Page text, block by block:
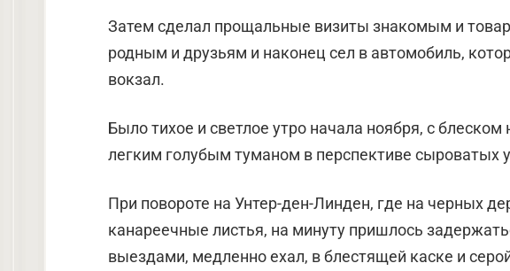
Затем сделал прощальные визиты знакомым и
родным и друзьям и нако­нец сел в автомобиль,
вокзал.
Было тихое и светлое утро начала ноября, с блеском
легким голубым туманом в перспективе сыроватых
При повороте на Унтер-ден-Линден, где на черных
канареечные листья, на минуту пришлось
выездами, медленно ехал, в блестящей каске и